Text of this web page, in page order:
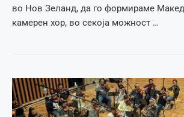
во Нов Зеланд, да го формираме
камерен хор, во секоја можност …